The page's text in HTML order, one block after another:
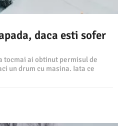
daca esti sofer
tocmai ai obtinut permisul de
un drum cu masina. Iata ce